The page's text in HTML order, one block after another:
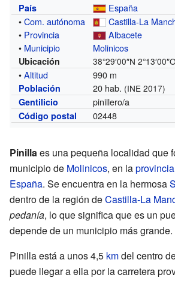
País
España
•Com. autónoma
Castilla-La
• Provincia
Albacete
• Municipio Molinicos
Ubicación 38°29′00″N 2°13′00″O
•Altitud 990 m
Población 20 hab. (INE 2017)
Gentilicio
pinillero/a
Código postal 02448
Pinillaes una pequeña localidad que
municipio de Molinicos, en la
España. Se encuentra en la hermosa
dentro de la región deCastilla-La
pedanía, lo que significa que es un
depende de un municipio más grande.
Pinilla está a unos 4,5 kmdel centro
puede llegar a ella por la carretera